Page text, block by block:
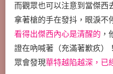
而觀眾也可以注意到當傑西
拿著槍的手在發抖，眼淚不
看得出傑西內心是清醒的
證在吶喊著（充滿著歉疚）
眾會發現華特越陷越深，已